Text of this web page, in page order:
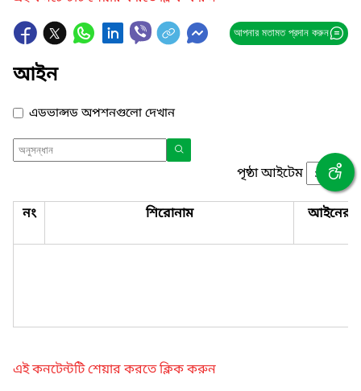
আপনার মতামত প্রদান করুন
আইন
এডভান্সড অপশনগুলো দেখান
পৃষ্ঠা আইটেম
নং শিরোনাম আইনের
এই কনটেন্টটি শেয়ার করতে ক্লিক করুন